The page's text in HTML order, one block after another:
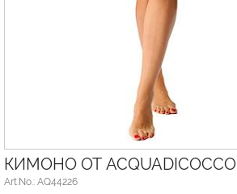
КИМОНО ОТ ACQUADICOCCO
Art.No.: AQ44226